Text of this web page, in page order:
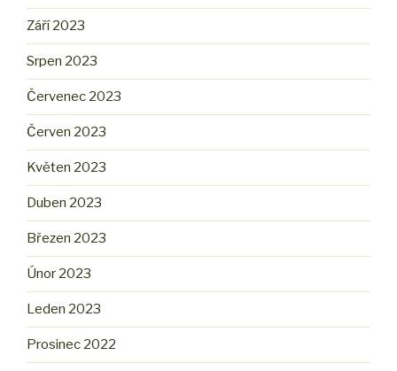
Září 2023
Srpen 2023
Červenec 2023
Červen 2023
Květen 2023
Duben 2023
Březen 2023
Únor 2023
Leden 2023
Prosinec 2022